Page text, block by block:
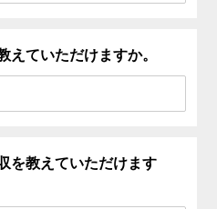
えていただけますか。
を教えていただけます